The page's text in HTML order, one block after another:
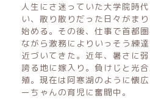
人生にさ迷っていた大学院時
い、散り散りだった日々がま
始める。その後、仕事で首都
ながら激務によりいっそう練
近づいてきた。近年、暑さに
誇る地に嫁入り。負けじと光
殖。現在は阿寒湖のように懐
ーちゃんの育児に奮闘中。